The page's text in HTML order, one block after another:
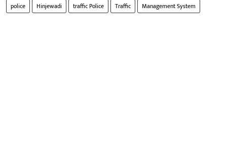
police Hinjewadi traffic Police Traffic Management System